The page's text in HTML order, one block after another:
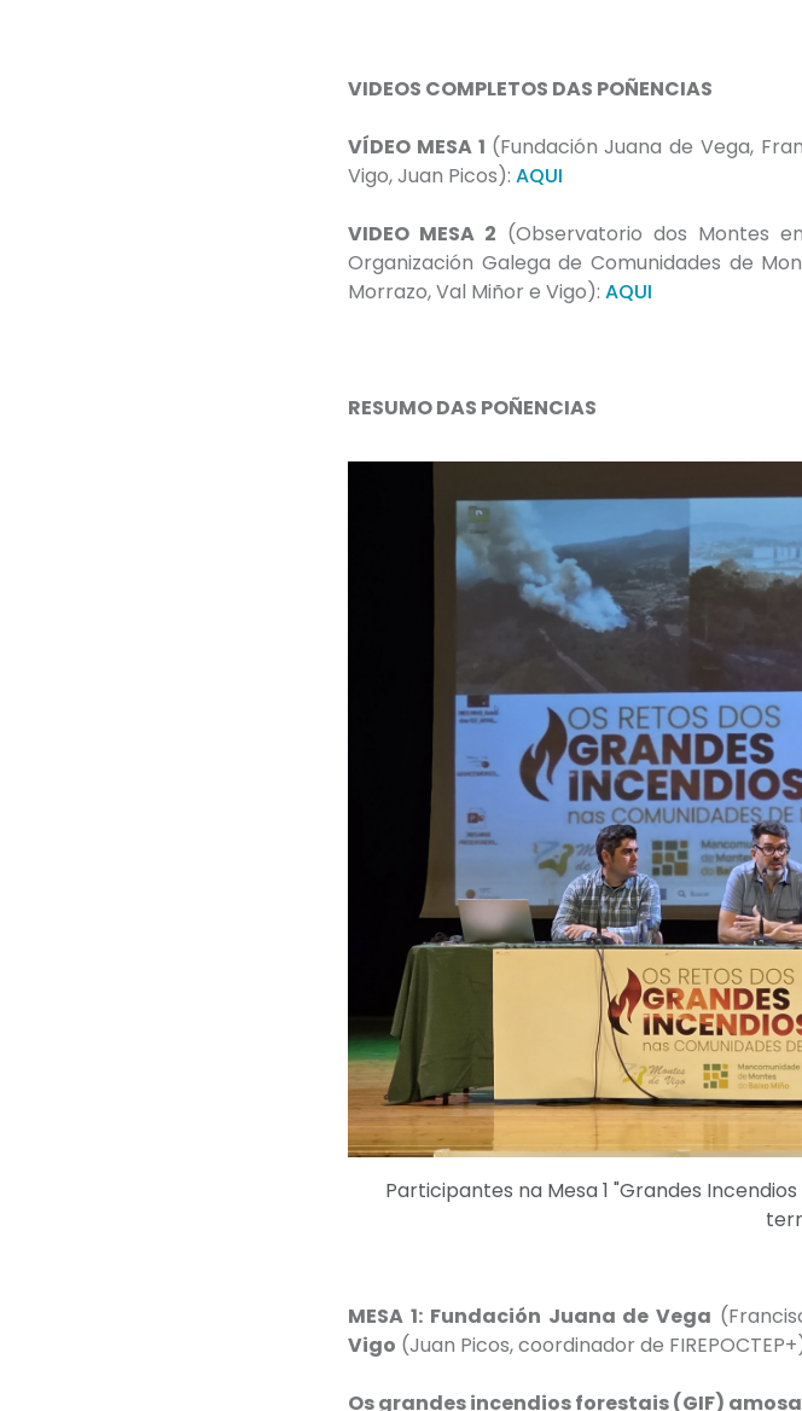
VIDEOS COMPLETOS DAS POÑENCIAS
VÍDEO MESA 1 (Fundación Juana de Vega,
Vigo, Juan Picos): AQUI
VIDEO MESA 2 (Observatorio dos Montes
Organización Galega de Comunidades de
Morrazo, Val Miñor e Vigo): AQUI
RESUMO DAS POÑENCIAS
Participantes na Mesa 1 "Grandes
MESA 1: Fundación Juana de Vega
Vigo (Juan Picos, coordinador de
Os grandes incendios forestais (GIF)